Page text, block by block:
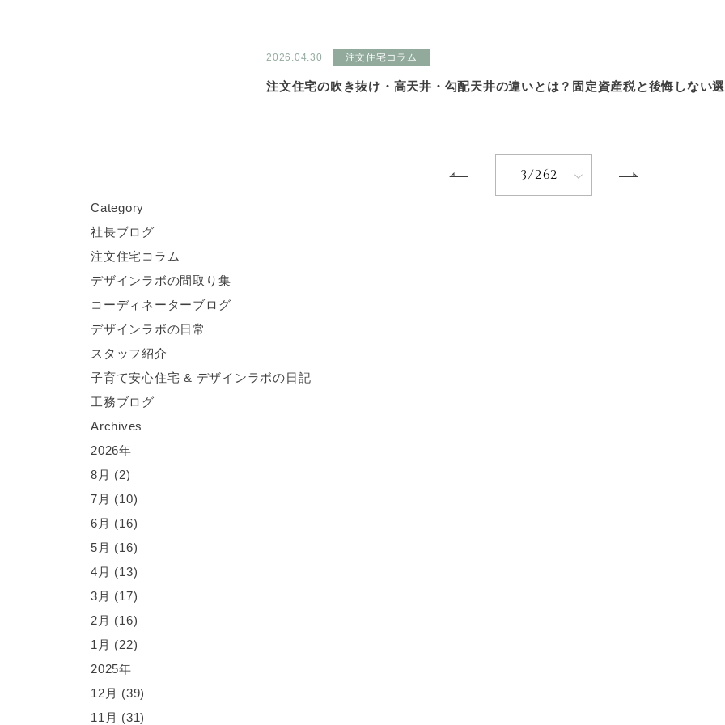
2026.04.30 注文住宅コラム
注文住宅の吹き抜け・高天井・勾配天井の違いとは？固定資産税と後悔しない
3/262
Category
社長ブログ
注文住宅コラム
デザインラボの間取り集
コーディネーターブログ
デザインラボの日常
スタッフ紹介
子育て安心住宅 & デザインラボの日記
工務ブログ
Archives
2026年
8月 (2)
7月 (10)
6月 (16)
5月 (16)
4月 (13)
3月 (17)
2月 (16)
1月 (22)
2025年
12月 (39)
11月 (31)